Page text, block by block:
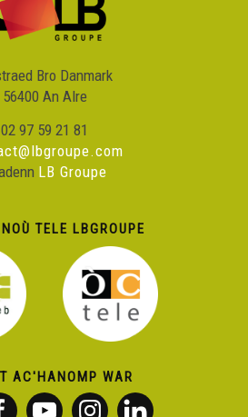
Bro Danmark
56400 An Alre
02 97 59 21 81
LB Groupe
TELE LBGROUPE
AC'HANOMP WAR